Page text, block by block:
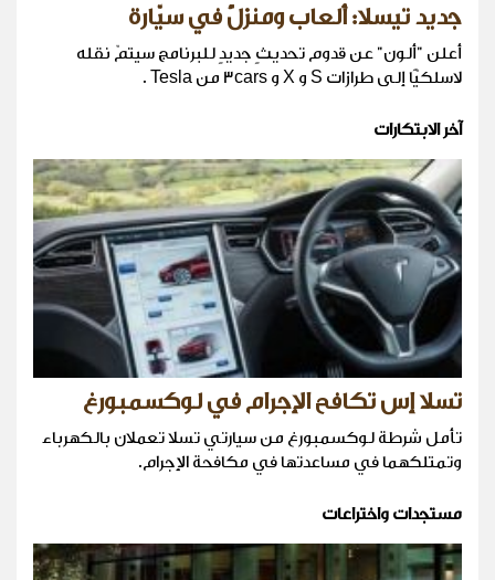
جديد تيسلا: ألعاب ومنزلٌ في سيّارة
أعلن "ألون" عن قدوم تحديثٍ جديدٍ للبرنامج سيتمّ نقله
لاسلكيًّا إلى طرازات S و X و 3cars من Tesla .
آخر الابتكارات
تسلا إس تكافح الإجرام في لوكسمبورغ
تأمل شرطة لوكسمبورغ من سيارتي تسلا تعملان بالكهرباء
وتمتلكهما في مساعدتها في مكافحة الإجرام.
مستجدات واختراعات